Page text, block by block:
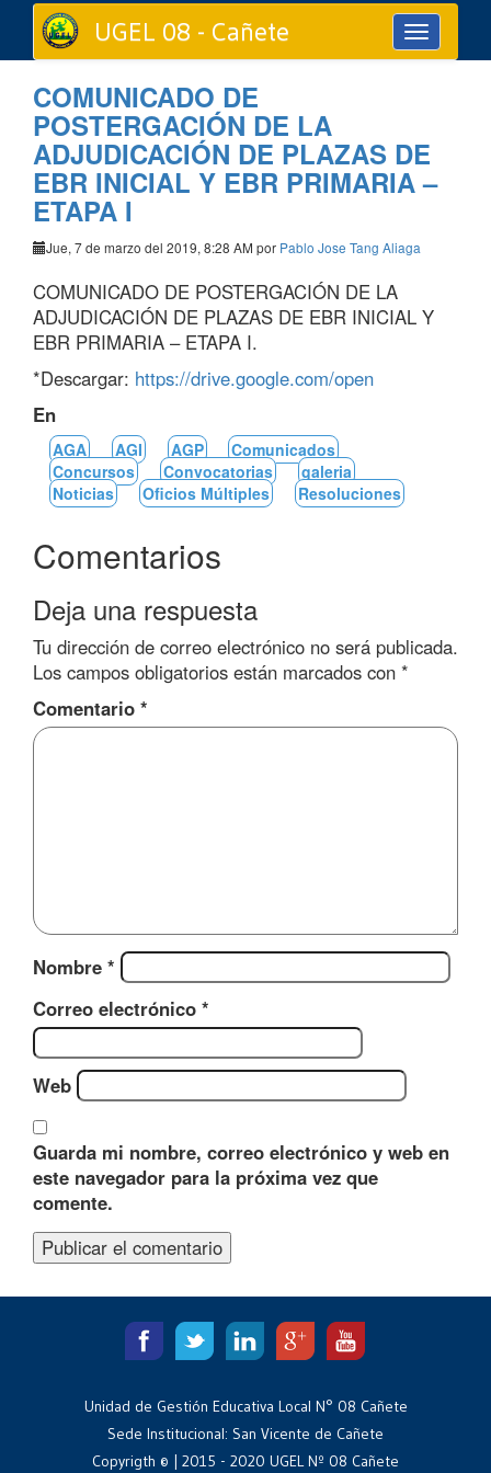
Toggle
navigation
UGEL 08 - Cañete
COMUNICADO DE
POSTERGACIÓN DE LA
ADJUDICACIÓN DE PLAZAS DE
EBR INICIAL Y EBR PRIMARIA –
ETAPA I
Jue, 7 de marzo del 2019, 8:28 AM por Pablo Jose Tang Aliaga
COMUNICADO DE POSTERGACIÓN DE LA
ADJUDICACIÓN DE PLAZAS DE EBR INICIAL Y
EBR PRIMARIA – ETAPA I.
*Descargar: https://drive.google.com/open
En
AGA AGI AGP
Comunicados
Concursos
Convocatorias
galeria
Noticias
Oficios Múltiples Resoluciones
Comentarios
Deja una respuesta
Tu dirección de correo electrónico no será publicada.
Los campos obligatorios están marcados con *
Comentario *
Nombre *
Correo electrónico *
Web
Guarda mi nombre, correo electrónico y web en
este navegador para la próxima vez que
comente.
Unidad de Gestión Educativa Local N° 08 Cañete
Sede Institucional: San Vicente de Cañete
Copyrigth © | 2015 - 2020 UGEL Nº 08 Cañete